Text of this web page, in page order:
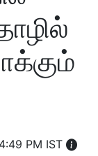
PM IST